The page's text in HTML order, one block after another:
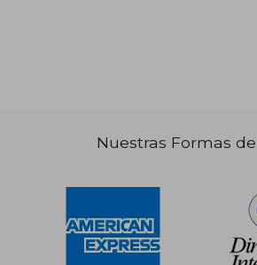
Nuestras Formas